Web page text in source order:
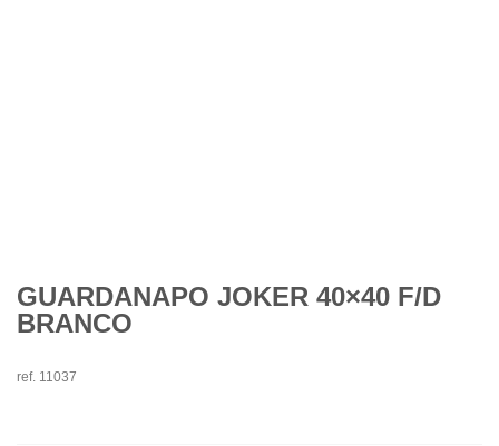
GUARDANAPO JOKER 40×40 F/D
BRANCO
ref. 11037